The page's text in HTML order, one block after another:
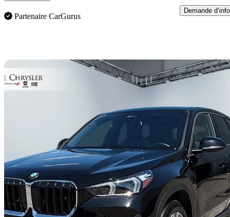
Partenaire CarGurus
Demande d’info
2025 BMW X1